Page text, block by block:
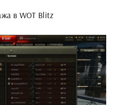
в WOT Blitz